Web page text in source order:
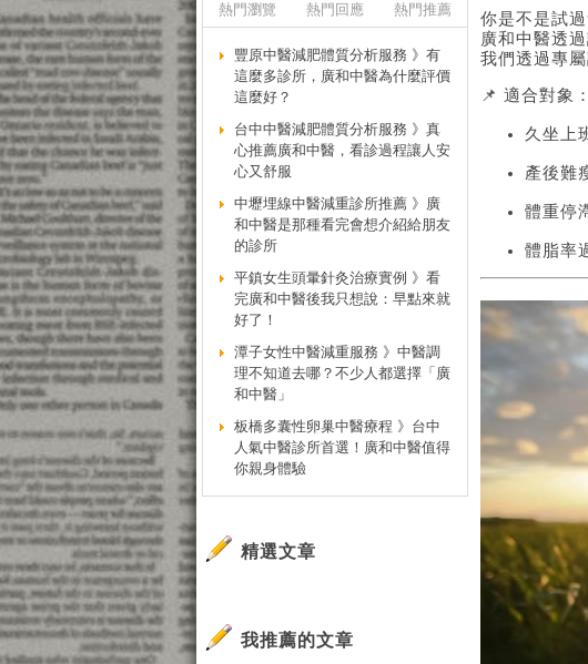
你是不是試
廣和中醫透
我們透過專
📌 適合對象：
久坐上
產後難
體重停
體脂率
熱門瀏覽
熱門回應 熱門推薦
豐原中醫減肥體質分析服務 》有
這麼多診所，廣和中醫為什麼評價
這麼好？
台中中醫減肥體質分析服務 》真
心推薦廣和中醫，看診過程讓人安
心又舒服
中壢埋線中醫減重診所推薦 》廣
和中醫是那種看完會想介紹給朋友
的診所
平鎮女生頭暈針灸治療實例 》看
完廣和中醫後我只想說：早點來就
好了！
潭子女性中醫減重服務 》中醫調
理不知道去哪？不少人都選擇「廣
和中醫」
板橋多囊性卵巢中醫療程 》台中
人氣中醫診所首選！廣和中醫值得
你親身體驗
精選文章
我推薦的文章